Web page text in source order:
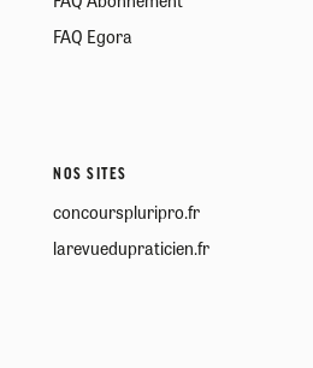
FAQ Egora
NOS SITES
concourspluripro.fr
larevuedupraticien.fr